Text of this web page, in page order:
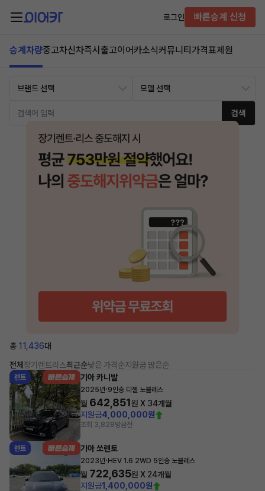
로그인 빠른승계 신청
승계차량중고차신차즉시출고이어카소식커뮤니티 가격표제원
검색
총 11,436대
전체 장기렌트리스최근순낮은 가격순지원금 많은순
렌트 기아 카니발
2025년·9인승 디젤 노블레스
월 642,851원 X 34개월
지원금4,000,000원
조회 3,828방금전
렌트 기아 쏘렌토
2023년· HEV 1.6 2WD 5인승 노블레스
월 722,635원 X 24개월
지원금1,400,000원